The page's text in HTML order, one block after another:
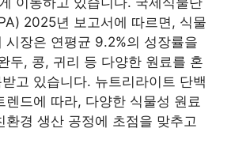
2025년 보고서에 따르면, 식물
시장은 연평균 9.2%의 성장률을
두, 콩, 귀리 등 다양한 원료를 혼
고 있습니다. 뉴트리라이트 단백
렌드에 따라, 다양한 식물성 원료
환경 생산 공정에 초점을 맞추고